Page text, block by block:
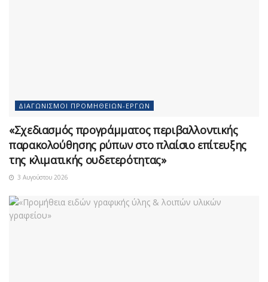
ΔΙΑΓΩΝΙΣΜΟΊ ΠΡΟΜΗΘΕΙΏΝ-ΈΡΓΩΝ
«Σχεδιασμός προγράμματος περιβαλλοντικής
παρακολούθησης ρύπων στο πλαίσιο επίτευξης
της κλιματικής ουδετερότητας»
3 Αυγούστου 2026